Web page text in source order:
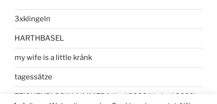
3xklingeln
HARTHBASEL
my wife is a little kränk
tagessätze
ZEICHENBLOCK NUMMER 1 (Juni 2008 bis Juni 2009)